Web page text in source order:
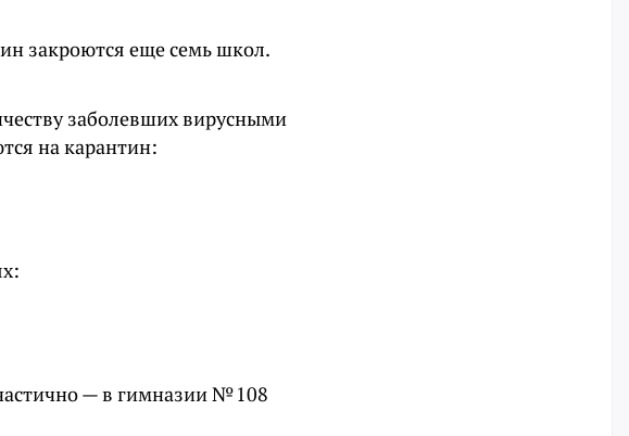
закроются еще семь школ.
заболевших вирусными
на карантин:
— в гимназии № 108